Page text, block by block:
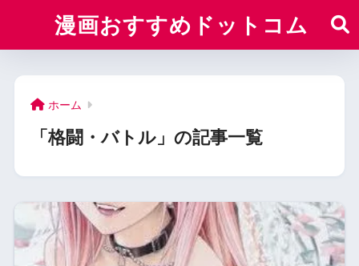
漫画おすすめドットコム
ホーム
「格闘・バトル」の記事一覧